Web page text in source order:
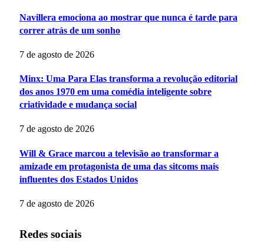
Navillera emociona ao mostrar que nunca é tarde para
correr atrás de um sonho
7 de agosto de 2026
Minx: Uma Para Elas transforma a revolução editorial
dos anos 1970 em uma comédia inteligente sobre
criatividade e mudança social
7 de agosto de 2026
Will & Grace marcou a televisão ao transformar a
amizade em protagonista de uma das sitcoms mais
influentes dos Estados Unidos
7 de agosto de 2026
Redes sociais